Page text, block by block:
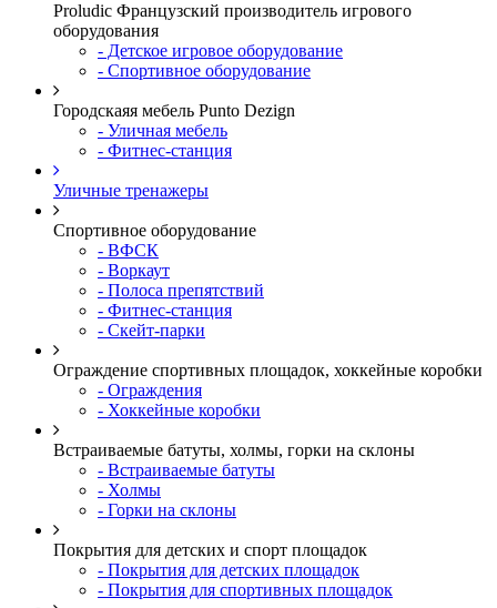
Proludic Французский производитель игрового
оборудования
- Детское игровое оборудование
- Спортивное оборудование
Городскаяя мебель Punto Dezign
- Уличная мебель
- Фитнес-станция
Уличные тренажеры
Спортивное оборудование
- ВФСК
- Воркаут
- Полоса препятствий
- Фитнес-станция
- Скейт-парки
Ограждение спортивных площадок, хоккейные коробки
- Ограждения
- Хоккейные коробки
Встраиваемые батуты, холмы, горки на склоны
- Встраиваемые батуты
- Холмы
- Горки на склоны
Покрытия для детских и спорт площадок
- Покрытия для детских площадок
- Покрытия для спортивных площадок